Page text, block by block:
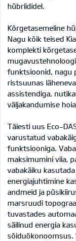
hübriididel.
Kõrgetasemeline
Nagu kõik teised
komplekti
funktsioonid, nagu
ristsuunas
assistendiga,
väljakandumise
Täiesti uus Eco-
varustatud
funktsiooniga.
maksimumini viia,
vabakäiku
energiajuhtimine
andmeid ja
marsruudi
tuvastades
säilinud energia
sõiduökonoomsus.